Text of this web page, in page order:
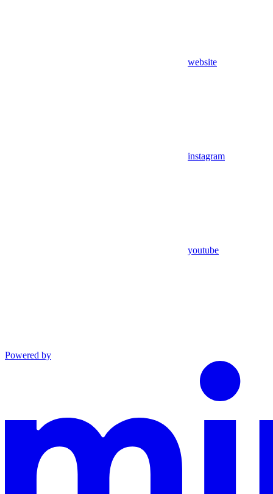
website
instagram
youtube
Powered by